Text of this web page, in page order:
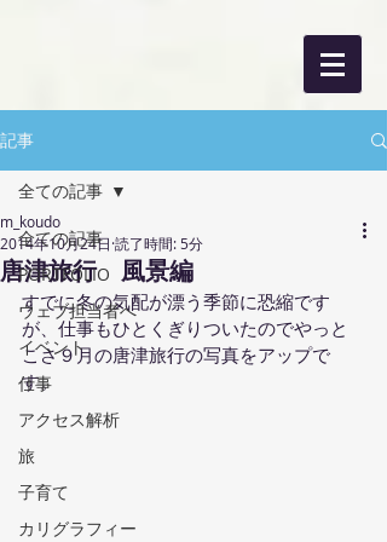
記事
全ての記事
PORTFOLIO
ウェブ担当者へ
イベント
仕事
アクセス解析
旅
子育て
カリグラフィー
全ての記事
唐津旅行 風景編
m_koudo
2014年10月24日 読了時間: 5分
すでに冬の気配が漂う季節に恐縮です
が、仕事もひとくぎりついたのでやっと
こさ９月の唐津旅行の写真をアップで
す。